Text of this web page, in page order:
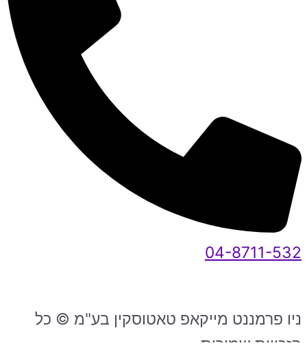
04-8711-532
ניו פרמננט מייקאפ טאטוסקין בע"מ © כל
הזכויות שמורות